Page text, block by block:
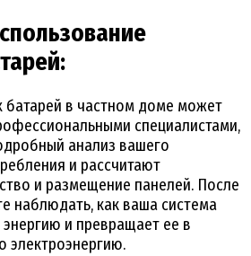
батарей в частном доме может
специалистами,
анализ вашего
и рассчитают
и размещение панелей. После
наблюдать, как ваша система
и превращает ее в
электроэнергию.